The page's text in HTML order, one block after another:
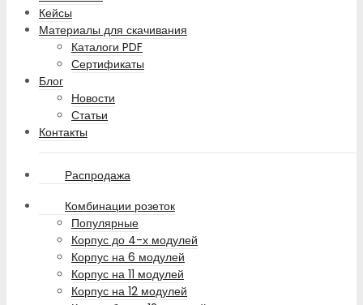
Кейсы
Материалы для скачивания
Каталоги PDF
Сертификаты
Блог
Новости
Статьи
Контакты
Распродажа
Комбинации розеток
Популярные
Корпус до 4-х модулей
Корпус на 6 модулей
Корпус на 11 модулей
Корпус на 12 модулей